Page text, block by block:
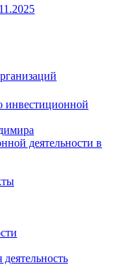
инвестиционной
деятельности в